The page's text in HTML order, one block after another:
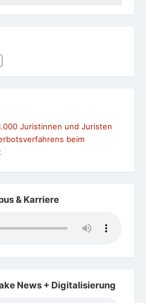
Juristinnen und Juristen
beim
& Karriere
News + Digitalisierung